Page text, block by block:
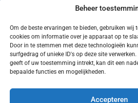
Beheer
Om de beste ervaringen te bieden, gebruiken wij
cookies om informatie over je apparaat op te
Door in te stemmen met deze technologieën
surfgedrag of unieke ID's op deze site
geeft of uw toestemming intrekt, kan dit een
bepaalde functies en mogelijkheden.
Accepteren
Volg ons (hierboven) op social